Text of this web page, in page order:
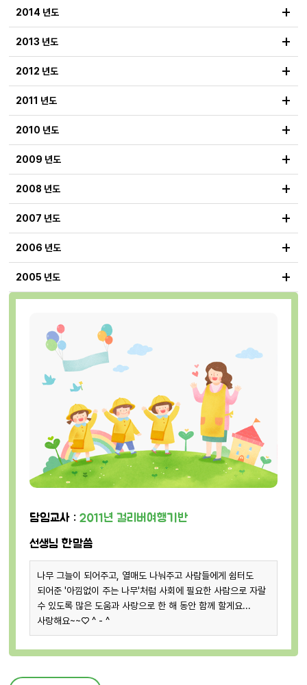
2014 년도 +
2013 년도 +
2012 년도 +
2011 년도 +
2010 년도 +
2009 년도 +
2008 년도 +
2007 년도 +
2006 년도 +
2005 년도 +
담임교사 :2011년 걸리버여행기반
선생님 한말씀
나무 그늘이 되어주고, 열매도 나눠주고 사람들에게 쉼터도
되어준 '아낌없이 주는 나무'처럼 사회에 필요한 사람으로 자랄
수 있도록 많은 도움과 사랑으로 한 해 동안 함께 할게요...
사랑해요~~♡ ^ - ^